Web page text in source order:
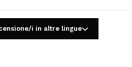
i in altre lingue